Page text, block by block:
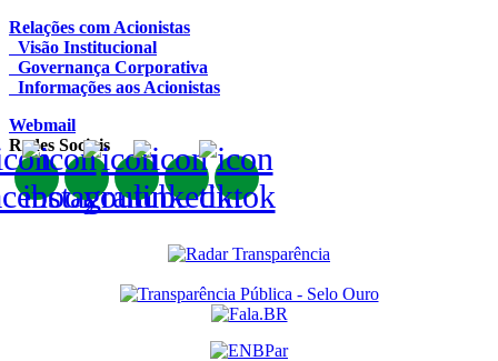
Relações com Acionistas
Visão Institucional
Governança Corporativa
Informações aos Acionistas
Webmail
Redes Sociais